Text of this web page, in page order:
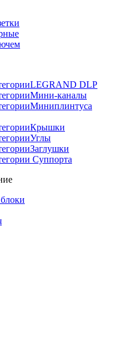
LEGRAND DLP
Мини-каналы
Миниплинтуса
Крышки
Углы
Заглушки
Суппорта